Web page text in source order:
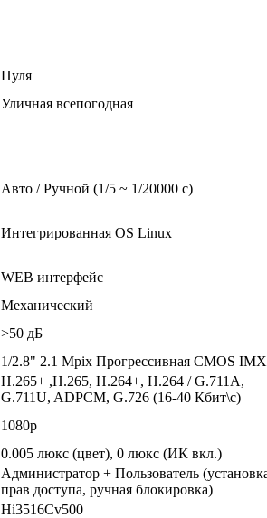
Пуля
Уличная всепогодная
Авто / Ручной (1/5 ~ 1/20000 с)
Интегрированная OS Linux
WEB интерфейс
Механический
>50 дБ
1/2.8" 2.1 Mpix Прогрессивная CMOS
H.265+ ,H.265, H.264+, H.264 / G.711A,
G.711U, ADPCM, G.726 (16-40 Кбит\с)
1080p
0.005 люкс (цвет), 0 люкс (ИК вкл.)
Администратор + Пользователь
прав доступа, ручная блокировка)
Hi3516Cv500